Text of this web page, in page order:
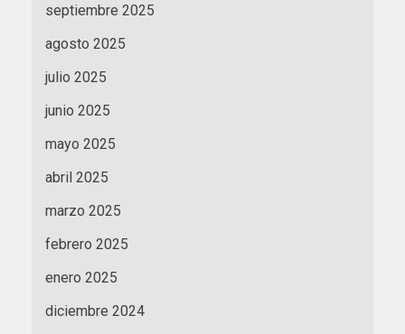
septiembre 2025
agosto 2025
julio 2025
junio 2025
mayo 2025
abril 2025
marzo 2025
febrero 2025
enero 2025
diciembre 2024